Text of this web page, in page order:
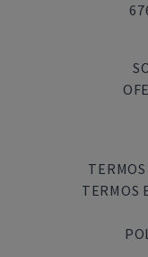
TERMOS